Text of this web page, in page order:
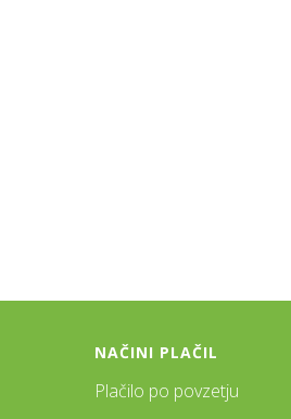
NAČINI PLAČIL
Plačilo po povzetju